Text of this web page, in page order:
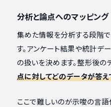
分析と論点へのマッピング
集めた情報を分析する段階
す。アンケート結果や統計デ
の扱いを決めます。整形後の
点に対してどのデータが答
ここで難しいのが示唆の言